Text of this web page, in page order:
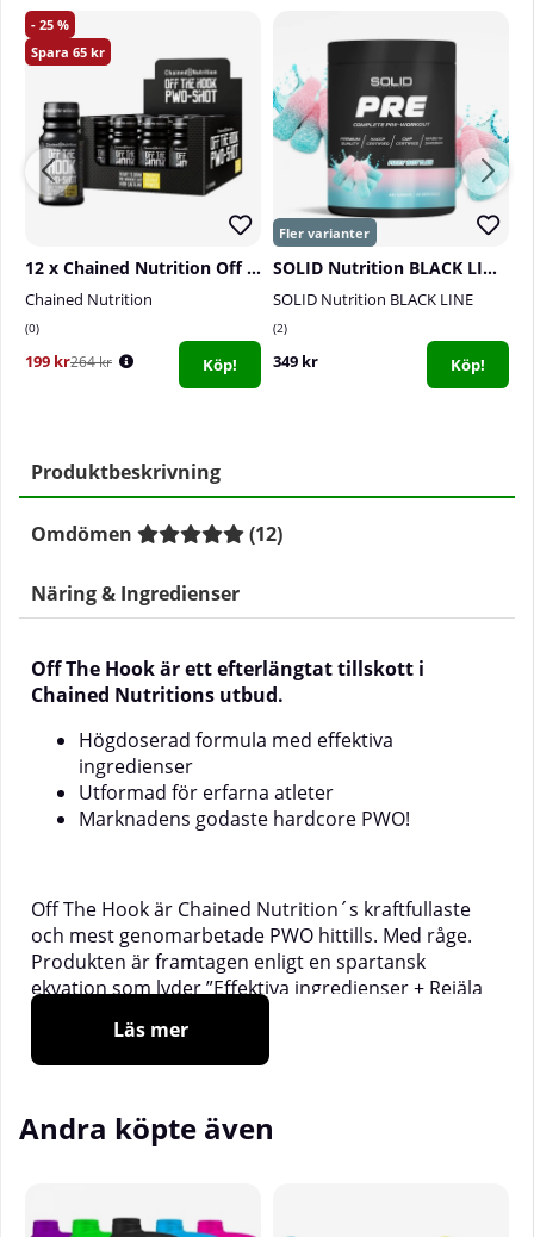
25
65
12 x Chained Nutrition Off The Hook PWO-Shot, 60 ml (Pineapple Orange Power)
Chained Nutrition
0
199 kr264 kr Köp!
SOLID Nutrition BLACK LINE PRE, 440 g
SOLID Nutrition BLACK LINE
2
349 kr Köp!
Produktbeskrivning
Omdömen (12)
Näring & Ingredienser
Off The Hook är ett efterlängtat tillskott i
Chained Nutritions utbud.
Högdoserad formula med effektiva
ingredienser
Utformad för erfarna atleter
Marknadens godaste hardcore PWO!
Off The Hook är Chained Nutrition´s kraftfullaste
och mest genomarbetade PWO hittills. Med råge.
Produkten är framtagen enligt en spartansk
ekvation som lyder ”Effektiva ingredienser + Rejäla
Basen i Off The Hook utgörs av välbeprövade
tilltagna doser av
kreatinglukonat
alanin. En heltäckande mix av
ingredienserna som finns att tillgå:
Läs mer
Andra köpte även